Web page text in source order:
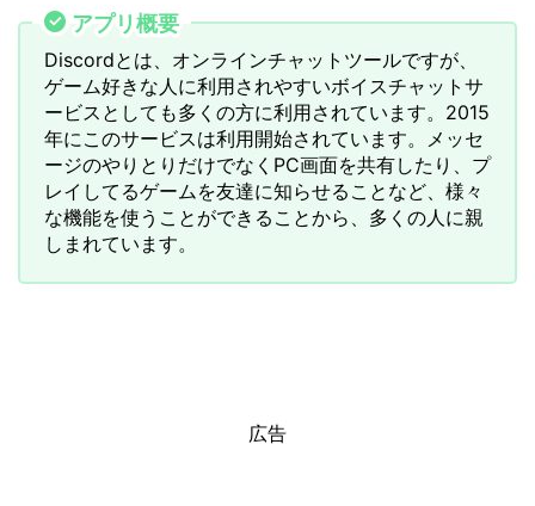
アプリ概要
Discordとは、オンラインチャットツールですが、
ゲーム好きな人に利用されやすいボイスチャットサ
ービスとしても多くの方に利用されています。2015
年にこのサービスは利用開始されています。メッセ
ージのやりとりだけでなくPC画面を共有したり、プ
レイしてるゲームを友達に知らせることなど、様々
な機能を使うことができることから、多くの人に親
しまれています。
広告